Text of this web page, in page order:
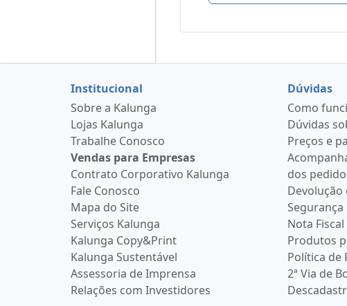
Institucional
Sobre a Kalunga
Lojas Kalunga
Trabalhe Conosco
Vendas para Empresas
Contrato Corporativo Kalunga
Fale Conosco
Mapa do Site
Serviços Kalunga
Kalunga Copy&Print
Kalunga Sustentável
Assessoria de Imprensa
Relações com Investidores
Dúvidas
Como
Dúvidas
Preços e
dos
Devolução
Segurança
Nota
Produtos
Política de
2ª Via de